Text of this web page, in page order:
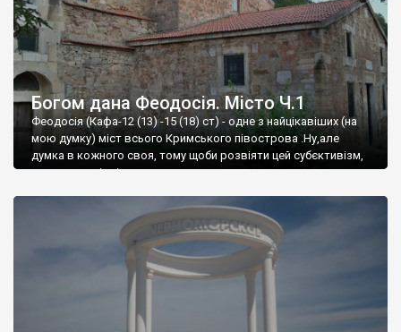
Богом дана Феодосія. Місто Ч.1
Феодосія (Кафа-12 (13) -15 (18) ст) - одне з найцікавіших (на
мою думку) міст всього Кримського півострова .Ну,але
думка в кожного своя, тому щоби розвіяти цей субєктивізм,
запрошую відвідати це